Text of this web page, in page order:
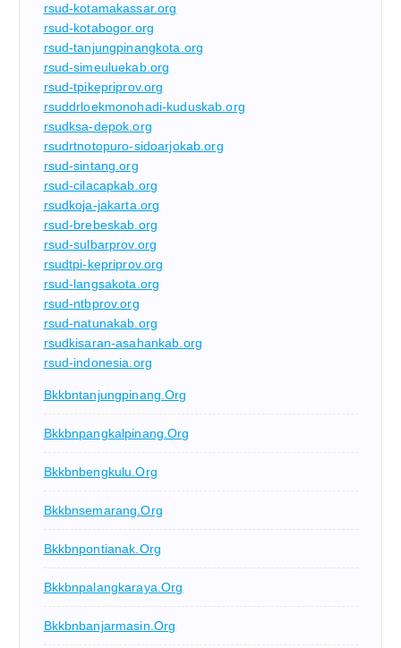
rsud-kotamakassar.org
rsud-kotabogor.org
rsud-tanjungpinangkota.org
rsud-simeuluekab.org
rsud-tpikepriprov.org
rsuddrloekmonohadi-kuduskab.org
rsudksa-depok.org
rsudrtnotopuro-sidoarjokab.org
rsud-sintang.org
rsud-cilacapkab.org
rsudkoja-jakarta.org
rsud-brebeskab.org
rsud-sulbarprov.org
rsudtpi-kepriprov.org
rsud-langsakota.org
rsud-ntbprov.org
rsud-natunakab.org
rsudkisaran-asahankab.org
rsud-indonesia.org
Bkkbntanjungpinang.org
Bkkbnpangkalpinang.org
Bkkbnbengkulu.org
Bkkbnsemarang.org
Bkkbnpontianak.org
Bkkbnpalangkaraya.org
Bkkbnbanjarmasin.org